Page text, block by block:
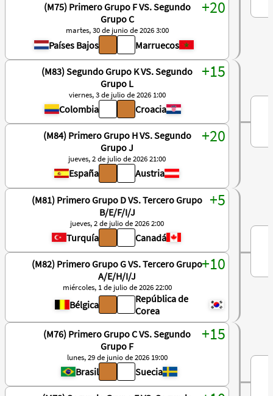
(M75) Primero Grupo F VS. Segundo
Grupo C
martes, 30 de junio de 2026 3:00
Países Bajos Marruecos
(M83) Segundo Grupo K VS. Segundo
Grupo L
viernes, 3 de julio de 2026 1:00
Colombia Croacia
(M84) Primero Grupo H VS. Segundo
Grupo J
jueves, 2 de julio de 2026 21:00
España Austria
(M81) Primero Grupo D VS. Tercero Grupo
B/E/F/I/J
jueves, 2 de julio de 2026 2:00
Turquía Canadá
(M82) Primero Grupo G VS. Tercero Grupo
A/E/H/I/J
miércoles, 1 de julio de 2026 22:00
Bélgica
República de
Corea
(M76) Primero Grupo C VS. Segundo
Grupo F
lunes, 29 de junio de 2026 19:00
Brasil Suecia